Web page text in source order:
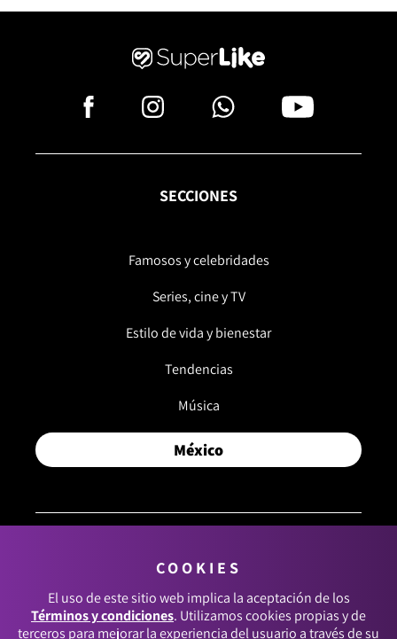
SECCIONES
Famosos y celebridades
Series, cine y TV
Estilo de vida y bienestar
Tendencias
Música
México
© 2026, RCN MEDIOS. TODOS LOS DERECHOS
RESERVADOS.
Términos y condiciones
COOKIES
El uso de este sitio web implica la aceptación de los
Términos y condiciones. Utilizamos cookies propias y de
terceros para mejorar la experiencia del usuario a través de su